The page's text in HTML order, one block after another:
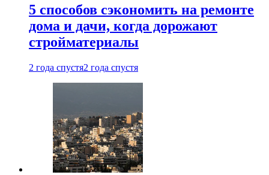
5 способов сэкономить на ремонте
дома и дачи, когда дорожают
стройматериалы
2 года спустя2 года спустя